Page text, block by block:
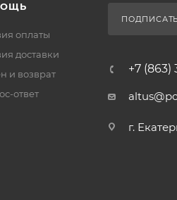
оплаты
доставки
и возврат
ответ
+7 (863)
г.